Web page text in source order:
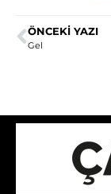
ÖNCEKI YAZI
Gel